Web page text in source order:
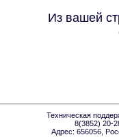
Из вашей
Техническая
8(3852) 20-
Адрес: 656056,